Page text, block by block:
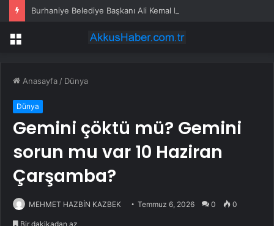
Menü
Anasayfa / Dünya
Dünya
Gemini çöktü mü? Gemini
sorun mu var 10 Haziran
Çarşamba?
MEHMET HAZBİN KAZBEK Temmuz 6, 2026 0 0
Bir dakikadan az